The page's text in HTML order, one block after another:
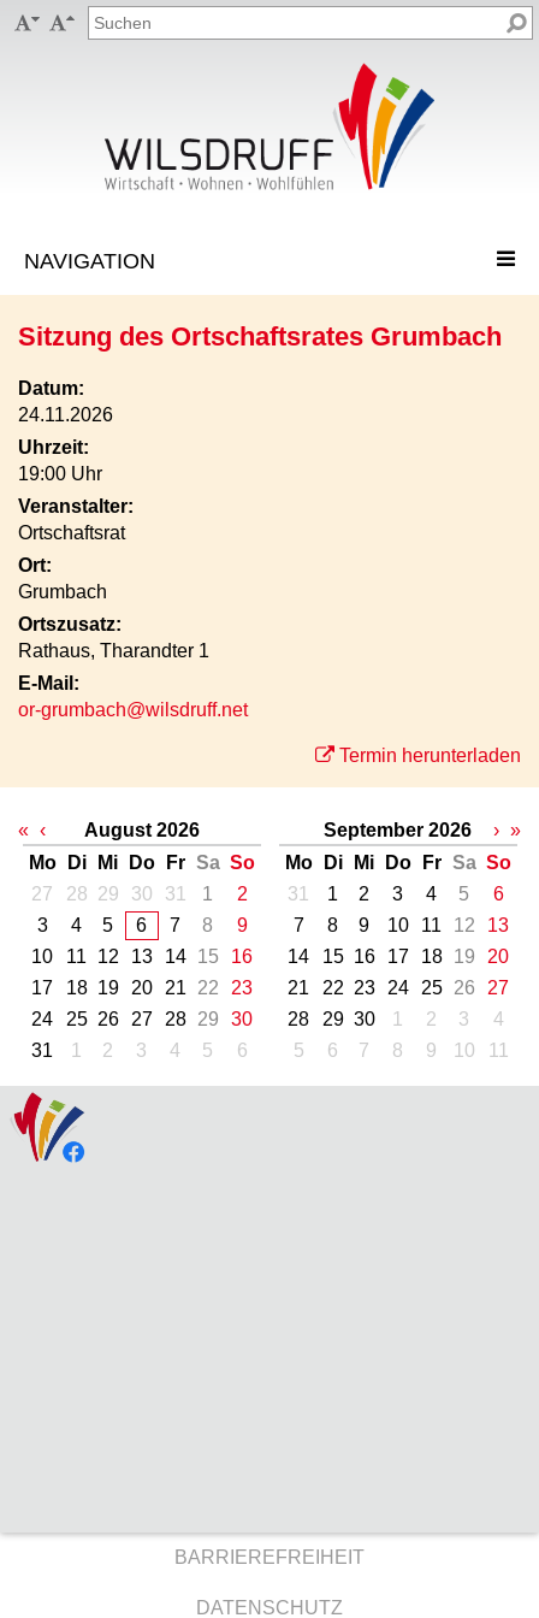
 
Sitzung des Ortschaftsrates Grumbach
Datum:
24.11.2026
Uhrzeit:
19:00 Uhr
Veranstalter:
Ortschaftsrat
Ort:
Grumbach
Ortszusatz:
Rathaus, Tharandter 1
E-Mail:
or-grumbach@wilsdruff.net
Termin herunterladen
« ‹
August 2026
Mo
Di Mi Do Fr Sa So
27
28 29 30 31 1
2
3
4 5 6 7 8
9
10
11 12 13 14 15
16
17
18 19 20 21 22
23
24
25 26 27 28 29
30
31
1 2 3 4 5 6
September 2026
Mo
Di Mi Do Fr Sa So
31
1 2 3 4 5
6
7
8 9 10 11 12
13
14
15 16 17 18 19
20
21
22 23 24 25 26
27
28
29 30 1 2 3
4
5
6 7 8 9 10 11
› »
BARRIEREFREIHEIT
DATENSCHUTZ